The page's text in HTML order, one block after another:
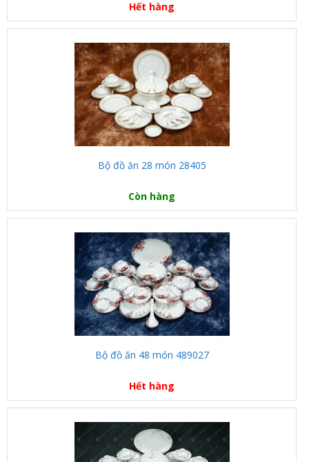
Hết hàng
Bộ đồ ăn 28 món 28405
Còn hàng
Bộ đồ ăn 48 món 489027
Hết hàng